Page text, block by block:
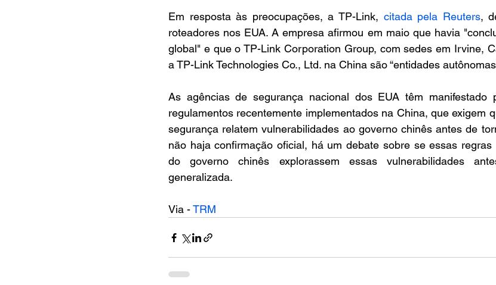
Em resposta às preocupações, a TP-Link, citada pela Reuters,
roteadores nos EUA. A empresa afirmou em maio que havia
global" e que o TP-Link Corporation Group, com sedes em Irvine,
a TP-Link Technologies Co., Ltd. na China são “entidades
As agências de segurança nacional dos EUA têm manifestado
regulamentos recentemente implementados na China, que exigem
segurança relatem vulnerabilidades ao governo chinês antes de
não haja confirmação oficial, há um debate sobre se essas
do governo chinês explorassem essas vulnerabilidades
generalizada.
Via - TRM